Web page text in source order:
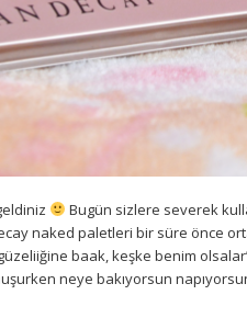
Bugün sizlere severek
naked paletleri bir süre önce
baak, keşke benim
neye bakıyorsun